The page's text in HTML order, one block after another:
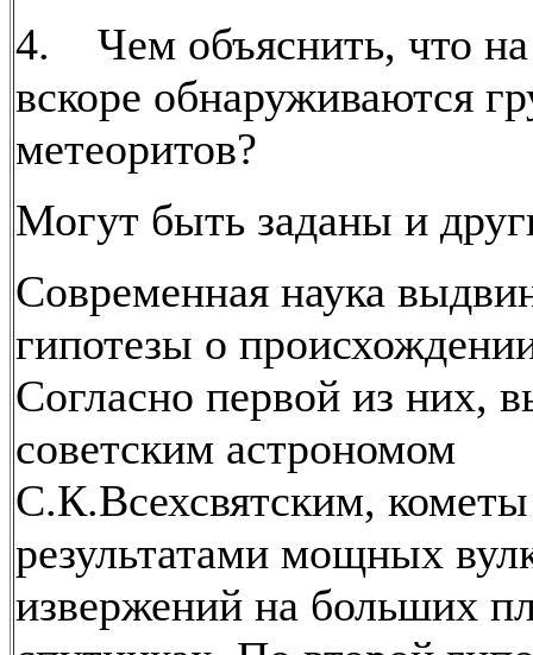
4. Чем объяснить, что на
вскоре обнаруживаются
метеоритов?
Могут быть заданы и
Современная наука
гипотезы о
Согласно первой из них,
советским астрономом
С.К.Всехсвятским,
результатами мощных
извержений на больших